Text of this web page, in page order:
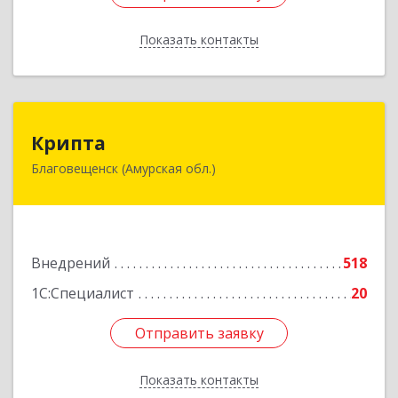
Показать контакты
Назад
Крипта
Благовещенск (Амурская обл.)
Внедрений
518
1С:Специалист
20
Отправить заявку
Показать контакты
675000, Амурская обл, Благовещенск г,
Отправить заявку
Назад